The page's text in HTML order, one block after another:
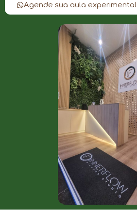
Agende sua aula experimental